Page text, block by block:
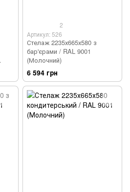
2
Артикул: 526
Стелаж 2235х665х580 з
бар'єрами / RAL 9001
(Молочний)
6 594 грн